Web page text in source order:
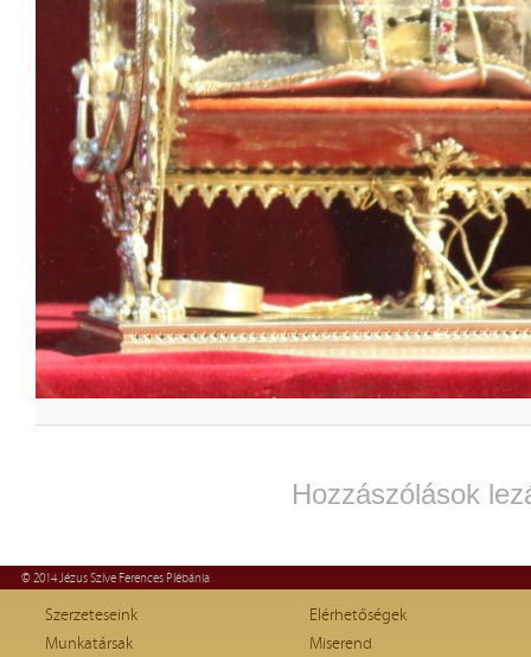
Hozzászólások
© 2014 Jézus Szíve Ferences Plébánia
Szerzeteseink
Munkatársak
Elérhetőségek
Miserend